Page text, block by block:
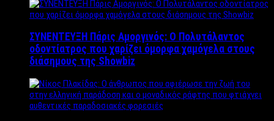
ΣΥΝΕΝΤΕΥΞΗ Πάρις Αμοργινός: O Πολυτάλαντος
οδοντίατρος που χαρίζει όμορφα χαμόγελα στους
διάσημους της Showbiz